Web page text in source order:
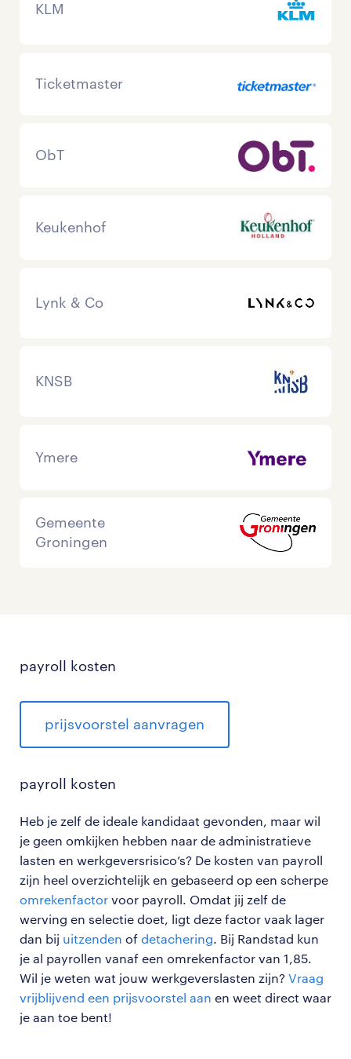
KLM
Ticketmaster
ObT
Keukenhof
Lynk & Co
KNSB
Ymere
Gemeente
Groningen
payroll kosten
prijsvoorstel aanvragen
payroll kosten
Heb je zelf de ideale kandidaat gevonden, maar wil
je geen omkijken hebben naar de administratieve
lasten en werkgeversrisico’s? De kosten van payroll
zijn heel overzichtelijk en gebaseerd op een scherpe
omrekenfactor voor payroll. Omdat jij zelf de
werving en selectie doet, ligt deze factor vaak lager
dan bij uitzenden of detachering. Bij Randstad kun
je al payrollen vanaf een omrekenfactor van 1,85.
Wil je weten wat jouw werkgeverslasten zijn? Vraag
vrijblijvend een prijsvoorstel aan en weet direct waar
je aan toe bent!